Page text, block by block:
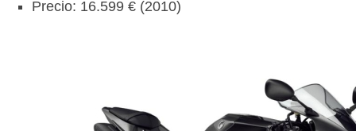
Precio: 16.599 € (2010)